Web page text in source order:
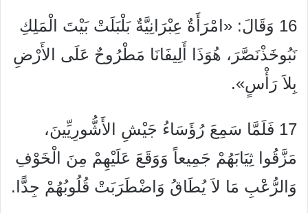
16 وَقَالَ: «امْرَأَةٌ عِبْرَانِيَّةٌ بَلْبَلَتْ بَيْتَ الْمَلِكِ
نَبُوخَذْنَصَّرَ، هُوَذَا أَلِيفَانَا مَطْرُوحٌ عَلَى الأَرْضِ
بِلاَ رَأْسٍ».
17 فَلَمَّا سَمِعَ رُؤَسَاءُ جَيْشِ الأَشُّورِيِّينَ،
مَزَّقُوا ثِيَابَهُمْ جَمِيعاً وَوَقَعَ عَلَيْهِمْ مِنَ الْخَوْفِ
وَالرُّعْبِ مَا لاَ يُطَاقُ وَاضْطَرَبَتْ قُلُوبُهُمْ جِدًّا.